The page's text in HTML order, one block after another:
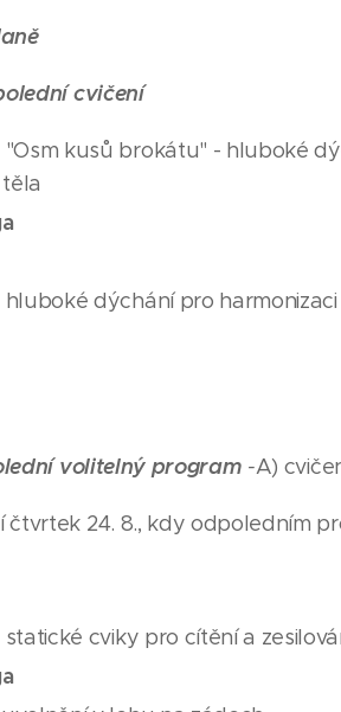
cvičení
"Osm kusů brokátu" - hluboké
dýchání pro
volitelný program -A)
čtvrtek 24. 8., kdy odpoledním
cviky pro cítění a